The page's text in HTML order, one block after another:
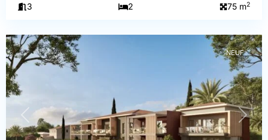
3 2 75 m2
Saint-
PREVIOUS NEXT
NEUF